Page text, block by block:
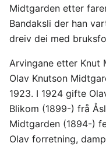
Midtgarden etter
Bandaksli der han
dreiv dei med
Arvingane etter Knut
Olav Knutson
1923. I 1924 gifte
Blikom (1899-) frå
Midtgarden (1894-)
Olav forretning,